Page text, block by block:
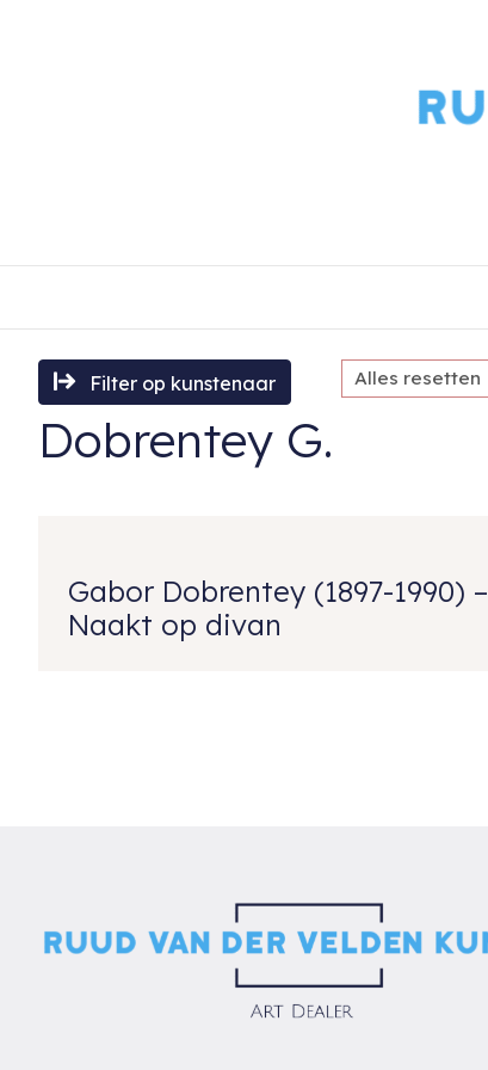
Filter op kunstenaar Alles resetten
Dobrentey G.
Gabor Dobrentey (1897-1990) –
Naakt op divan